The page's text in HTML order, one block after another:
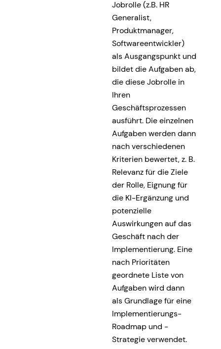
Jobrolle (z.B. HR
Generalist,
Produktmanager,
Softwareentwickler)
als Ausgangspunkt und
bildet die Aufgaben ab,
die diese Jobrolle in
Ihren
Geschäftsprozessen
ausführt. Die einzelnen
Aufgaben werden dann
nach verschiedenen
Kriterien bewertet, z. B.
Relevanz für die Ziele
der Rolle, Eignung für
die KI-Ergänzung und
potenzielle
Auswirkungen auf das
Geschäft nach der
Implementierung. Eine
nach Prioritäten
geordnete Liste von
Aufgaben wird dann
als Grundlage für eine
Implementierungs-
Roadmap und -
Strategie verwendet.